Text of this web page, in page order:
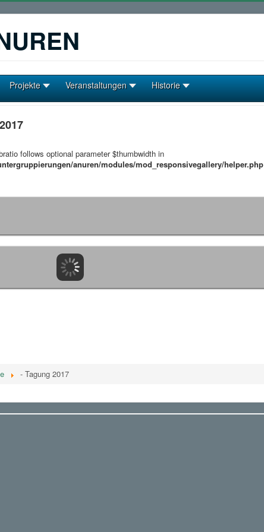
Projekte Veranstaltungen Historie
follows optional parameter $thumbwidth in
anuren/modules/mod_responsivegallery/helper.php
- Tagung 2017